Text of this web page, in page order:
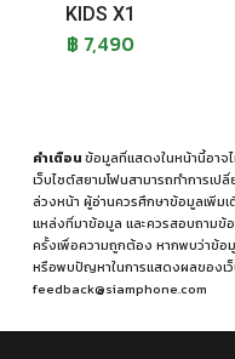
KIDS X1
฿ 7,490
คำเตือนข้อมูลที่แสดงในหน้านี้อาจ
เว็บไซต์สยามโฟนสามารถทำการเ
ล่วงหน้า ผู้อ่านควรศึกษาข้อมูลเพิ่มเ
แหล่งที่มาข้อมูล และควรสอบถามข้
ครั้งเพื่อความถูกต้อง หากพบว่าข้อ
หรือพบปัญหาในการแสดงผลของเว็
feedback@siamphone.com